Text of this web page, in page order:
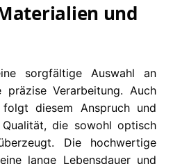
und
sorgfältige Auswahl an
präzise Verarbeitung. Auch
diesem Anspruch und
die sowohl optisch
Die hochwertige
lange Lebensdauer und